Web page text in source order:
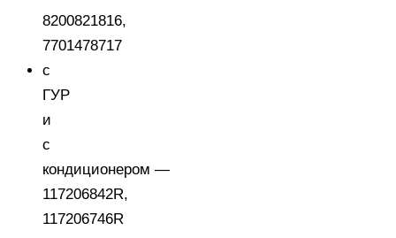
8200821816,
7701478717
с
ГУР
и
с
кондиционером —
117206842R,
117206746R